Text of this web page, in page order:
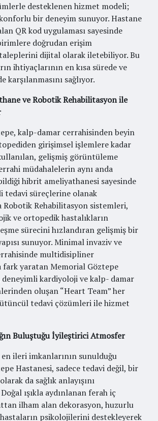
desteklenen hizmet modeli;
bir deneyim sunuyor. Hastane
QR kod uygulaması sayesinde
doğrudan erişim
dijital olarak iletebiliyor. Bu
ihtiyaçlarının en kısa sürede ve
karşılanmasını sağlıyor.
ve Robotik Rehabilitasyon ile
kalp-damar cerrahisinden beyin
girişimsel işlemlere kadar
gelişmiş görüntüleme
müdahalelerin aynı anda
hibrit ameliyathanesi sayesinde
tedavi süreçlerine olanak
Robotik Rehabilitasyon sistemleri,
ve ortopedik hastalıkların
sürecini hızlandıran gelişmiş bir
sunuyor. Minimal invaziv ve
multidisipliner
fark yaratan Memorial Göztepe
deneyimli kardiyoloji ve kalp- damar
oluşan “Heart Team” her
tedavi çözümleri ile hizmet
Buluştuğu İyileştirici Atmosfer
ileri imkanlarının sunulduğu
Hastanesi, sadece tedavi değil, bir
da sağlık anlayışını
ışıkla aydınlanan ferah iç
ilham alan dekorasyon, huzurlu
psikolojilerini destekleyerek